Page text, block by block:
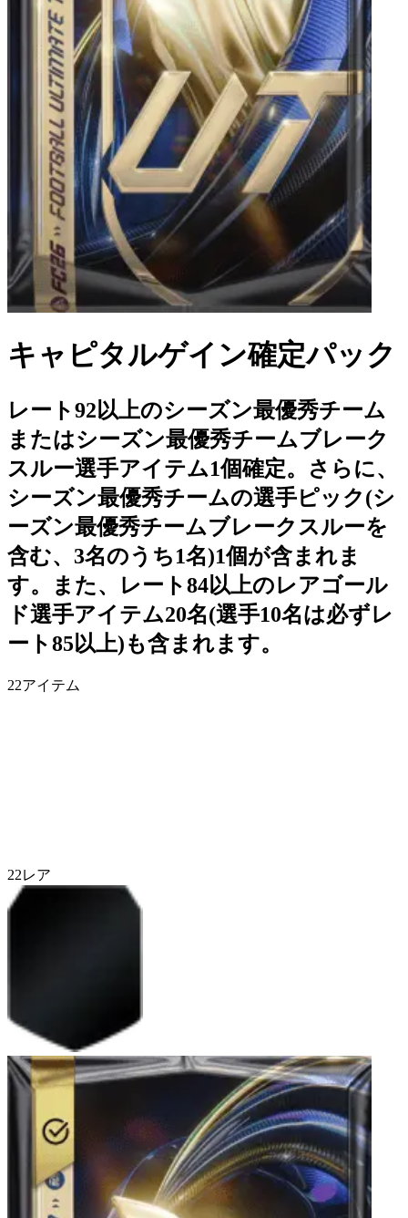
キャピタルゲイン確定パック
レート92以上のシーズン最優秀チーム
またはシーズン最優秀チームブレーク
スルー選手アイテム1個確定。さらに、
シーズン最優秀チームの選手ピック(シ
ーズン最優秀チームブレークスルーを
含む、3名のうち1名)1個が含まれま
す。また、レート84以上のレアゴール
ド選手アイテム20名(選手10名は必ずレ
ート85以上)も含まれます。
22アイテム
22レア